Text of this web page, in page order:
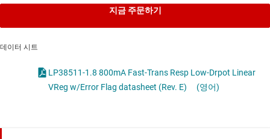
지금 주문하기
데이터 시트
LP38511-1.8 800mA Fast-Trans Resp Low-Drpot Linear
VReg w/Error Flag datasheet (Rev. E)
(영어)